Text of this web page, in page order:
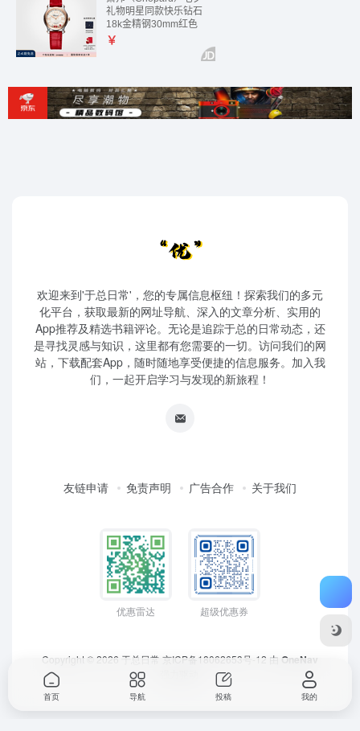
欢迎来到'于总日常'，您的专属信息枢纽！探索我们的多元
化平台，获取最新的网址导航、深入的文章分析、实用的
App推荐及精选书籍评论。无论是追踪于总的日常动态，还
是寻找灵感与知识，这里都有您需要的一切。访问我们的网
站，下载配套App，随时随地享受便捷的信息服务。加入我
们，一起开启学习与发现的新旅程！
友链申请 免责声明 广告合作 关于我们
优惠雷达 超级优惠券
Copyright © 2026 于总日常 京ICP备18062653号-12 由 OneNav
首页 导航 投稿 我的